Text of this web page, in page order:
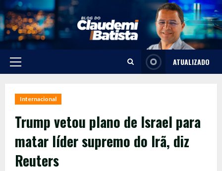
Skip
to
content
Primary
ATUALIZADO
Internacional
Trump vetou plano de Israel para
matar líder supremo do Irã, diz
Reuters